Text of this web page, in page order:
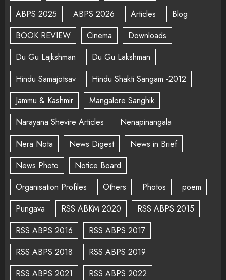
ABPS 2025
ABPS 2026 Articles
Blog
BOOK REVIEW
Cinema
Downloads
Du Gu Lajkshman
Du Gu Lakshman
Hindu Samajotsav
Hindu Shakti Sangam -2012
Jammu & Kashmir
Mangalore Sanghik
Narayana Shevire Articles
Nenapinangala
Nera Nota
News Digest
News in Brief
News Photo
Notice Board
Organisation Profiles
Others Photos
poem
Pungava
RSS ABKM 2020
RSS ABPS 2015
RSS ABPS 2016
RSS ABPS 2017
RSS ABPS 2018
RSS ABPS 2019
RSS ABPS 2021
RSS ABPS 2022